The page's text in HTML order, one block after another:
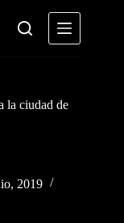
la ciudad de
2019